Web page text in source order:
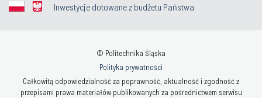
Inwestycje dotowane z budżetu Państwa
© Politechnika Śląska
Polityka prywatności
Całkowitą odpowiedzialność za poprawność, aktualność i zgodność z
przepisami prawa materiałów publikowanych za pośrednictwem serwisu